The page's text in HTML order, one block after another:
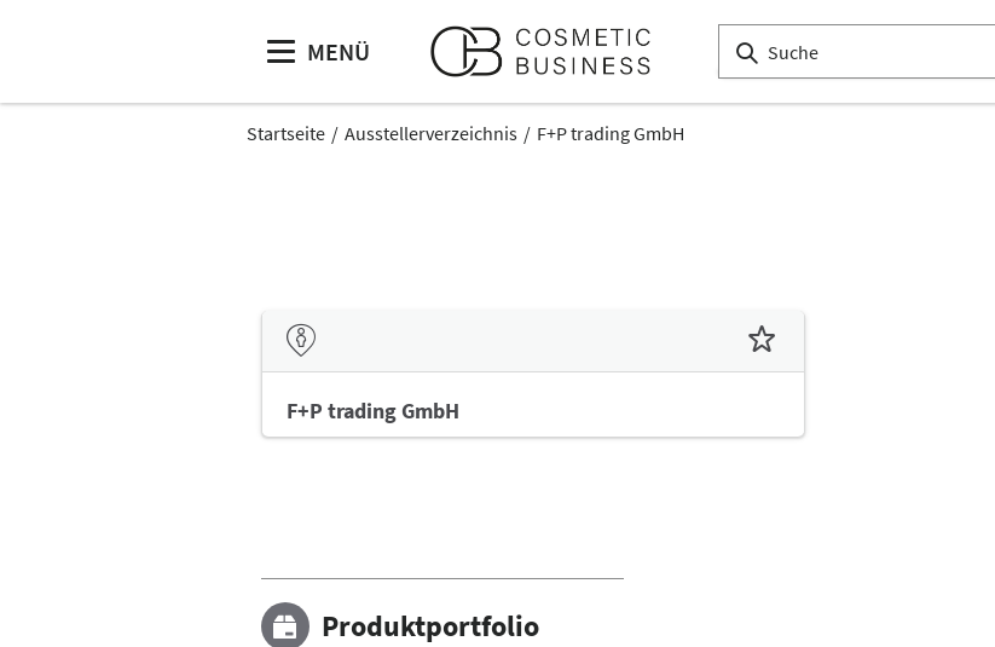
MENÜ
Startseite Ausstellerverzeichnis F+P trading GmbH
F+P trading GmbH
Produktportfolio